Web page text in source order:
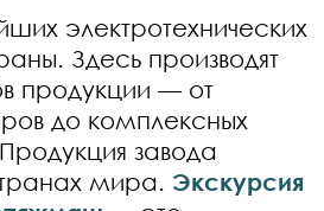
электротехнических
Здесь производят
продукции — от
до комплексных
завода
мира. Экскурсия